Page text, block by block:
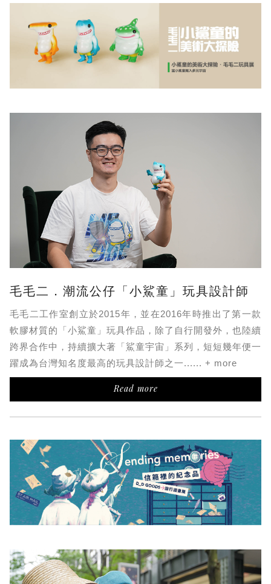
毛毛二．潮流公仔「小鯊童」玩具設計師
毛毛二工作室創立於2015年，並在2016年時推出了第一款
軟膠材質的「小鯊童」玩具作品，除了自行開發外，也陸續
跨界合作中，持續擴大著「鯊童宇宙」系列，短短幾年便一
躍成為台灣知名度最高的玩具設計師之一...... + more
Read more